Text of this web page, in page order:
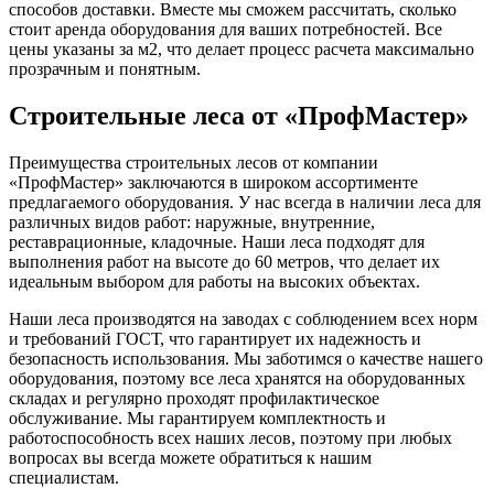
способов доставки. Вместе мы сможем рассчитать, сколько
стоит аренда оборудования для ваших потребностей. Все
цены указаны за м2, что делает процесс расчета максимально
прозрачным и понятным.
Строительные леса от «ПрофМастер»
Преимущества строительных лесов от компании
«ПрофМастер» заключаются в широком ассортименте
предлагаемого оборудования. У нас всегда в наличии леса для
различных видов работ: наружные, внутренние,
реставрационные, кладочные. Наши леса подходят для
выполнения работ на высоте до 60 метров, что делает их
идеальным выбором для работы на высоких объектах.
Наши леса производятся на заводах с соблюдением всех норм
и требований ГОСТ, что гарантирует их надежность и
безопасность использования. Мы заботимся о качестве нашего
оборудования, поэтому все леса хранятся на оборудованных
складах и регулярно проходят профилактическое
обслуживание. Мы гарантируем комплектность и
работоспособность всех наших лесов, поэтому при любых
вопросах вы всегда можете обратиться к нашим
специалистам.